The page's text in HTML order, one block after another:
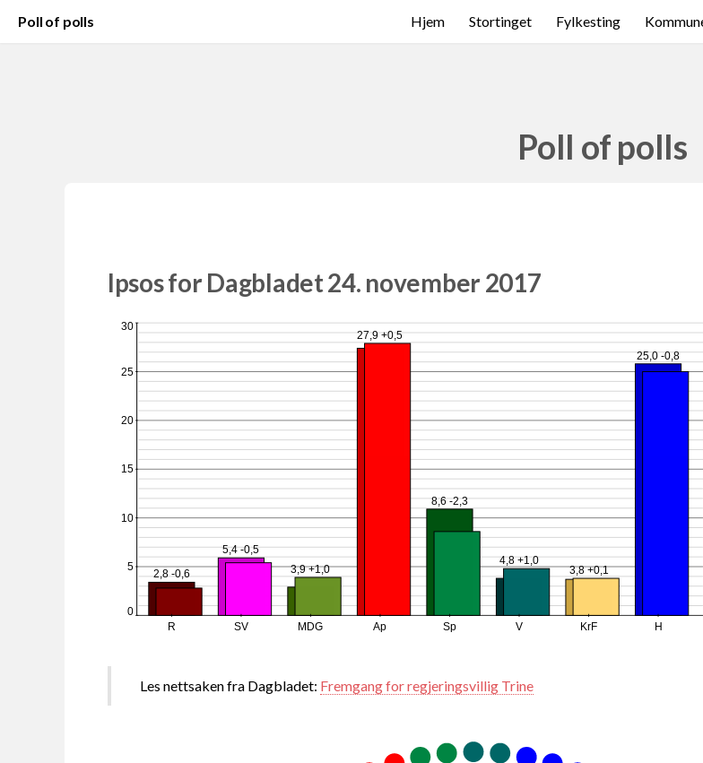
Poll of polls Hjem Stortinget Fylkesting
Poll of polls
Ipsos for Dagbladet 24. november 2017
2,8 -0,6
5,4 -0,5
3,9 +1,0
27,9 +0,5
8,6 -2,3
4,8 +1,0
3,8 +0,1
25,0 -0,8
R SV MDG Ap Sp V KrF H
0
5
10
15
20
25
30
Les nettsaken fra Dagbladet: Fremgang for regjeringsvillig Trine